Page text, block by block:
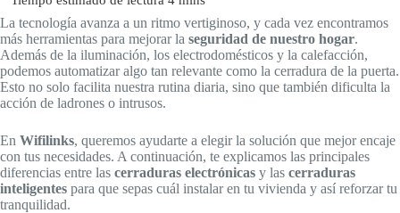
La tecnología avanza a un ritmo vertiginoso, y cada vez encontramos
más herramientas para mejorar la seguridad de nuestro hogar.
Además de la iluminación, los electrodomésticos y la calefacción,
podemos automatizar algo tan relevante como la cerradura de la puerta.
Esto no solo facilita nuestra rutina diaria, sino que también dificulta la
acción de ladrones o intrusos.
En Wifilinks, queremos ayudarte a elegir la solución que mejor encaje
con tus necesidades. A continuación, te explicamos las principales
diferencias entre las cerraduras electrónicas y las cerraduras
inteligentes para que sepas cuál instalar en tu vivienda y así reforzar tu
tranquilidad.